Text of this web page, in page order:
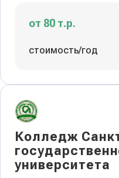
от 80 т.р.
стоимость/год
Колледж
университета